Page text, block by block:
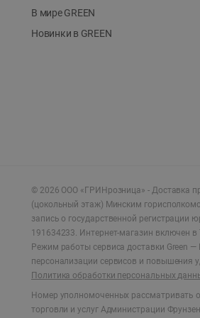
В мире GREEN
Новинки в GREEN
© 2026 ООО «ГРИНрозница» - Доставка
(цокольный этаж) Минским
запись о государственной регистрации
191634233. Интернет-магазин включен
Режим работы сервиса доставки Green —
персонализации сервисов и повышения
Политика обработки персональных
Номер уполномоченных рассматривать
торговли и услуг Администрации